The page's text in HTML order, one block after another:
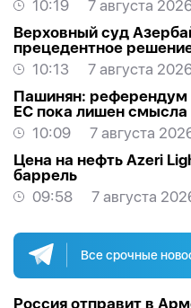
10:19
7 августа
Верховный суд
прецедентное
10:13
7 августа
Пашинян:
ЕС пока лишен смысла
10:09
7 августа
Цена на нефть Azeri
баррель
09:58
7 августа
Все срочные
Россия отправит в